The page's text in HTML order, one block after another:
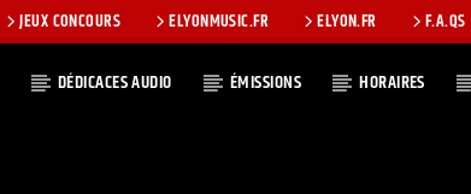
JEUX CONCOURS ELYONMUSIC.FR ELYON.FR F.A.QS
DÉDICACES AUDIO ÉMISSIONS HORAIRES